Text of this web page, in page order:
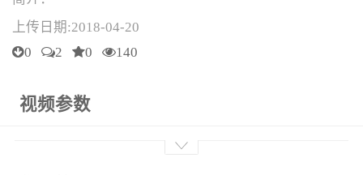
上传日期:2018-04-20
0 2 0 140
视频参数